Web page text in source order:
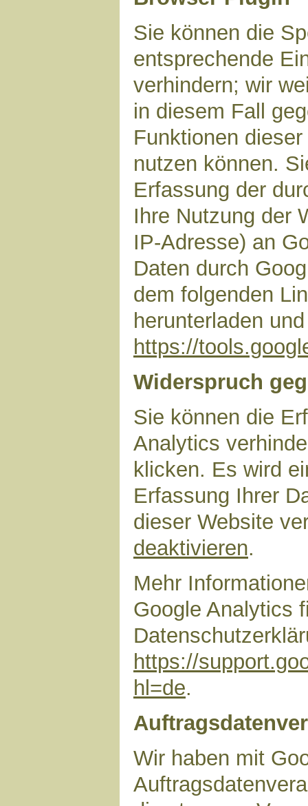
Sie können die
entsprechende
verhindern; wir
in diesem Fall
Funktionen
nutzen können.
Erfassung der
Ihre Nutzung der
IP-Adresse) an
Daten durch
dem folgenden
herunterladen
https://
Widerspruch
Sie können die
Analytics
klicken. Es wird
Erfassung Ihrer
dieser Website
deaktivieren.
Mehr
Google Analytics
https://
hl=de.
Wir haben mit